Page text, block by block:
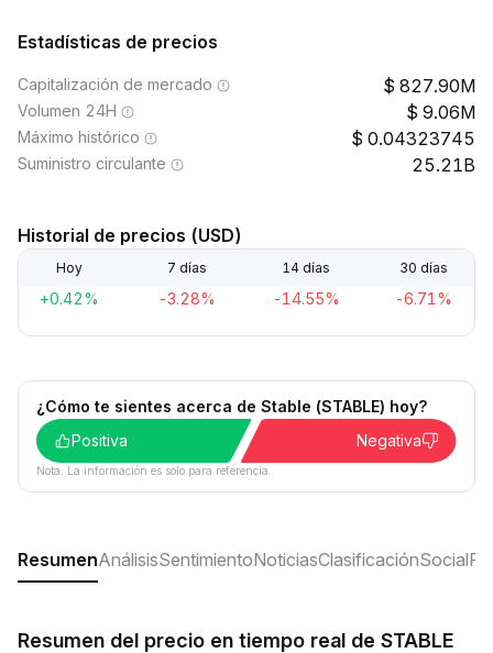
Estadísticas de precios
Capitalización de mercado 827.90M
Volumen 24H 9.06M
Máximo histórico 0.04323745
Suministro circulante 25.21B
Historial de precios (USD)
Hoy 7 días 14 días 30 días
+0.42% -3.28% -14.55% -6.71%
¿Cómo te sientes acerca de ​​Stable (STABLE) hoy?
Positiva
Negativa
Nota: La información es solo para referencia.
ResumenAnálisisSentimientoNoticiasClasificaciónSocial
Resumen del precio en tiempo real de STABLE